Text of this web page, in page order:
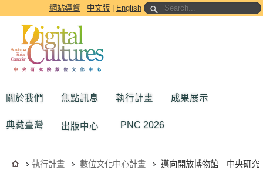
跳到主要內容區塊網站導覽 中文版 English
關於我們 焦點訊息 執行計畫 成果展示
典藏臺灣 出版中心 PNC 2026
執行計畫 數位文化中心計畫
邁向開放博物館－中央研究